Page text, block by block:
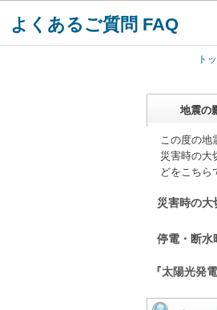
よくあるご質問 FAQ
ト
地震の
この度の地
災害時の大
どをこちら
災害時の大
停電・断水
『太陽光発